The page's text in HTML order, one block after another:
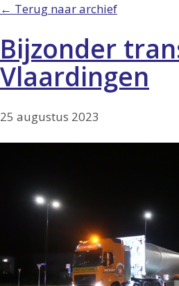
← Terug naar archief
Bijzonder
Vlaardingen
25 augustus 2023